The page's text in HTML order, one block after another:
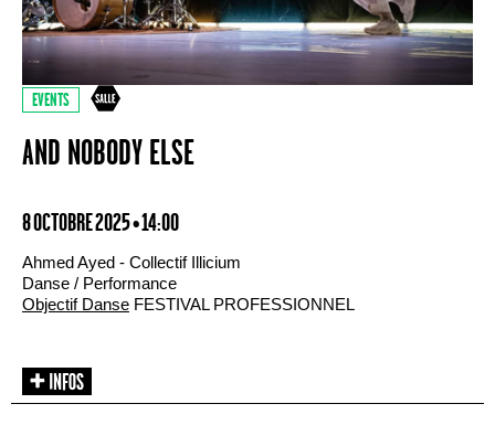
EVENTS
AND NOBODY ELSE
8 OCTOBRE 2025 • 14:00
Ahmed Ayed - Collectif Illicium
Danse / Performance
Objectif Danse FESTIVAL PROFESSIONNEL